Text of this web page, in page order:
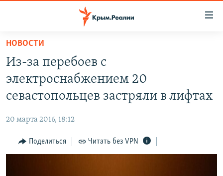
Вернуться
основному
содержанию
главной
навигации
Вернутся
СПЕЦПРОЕКТЫ
11 ЛЕТ ОККУПАЦИИ КРЫМА. 11 ИСТОРИЙ СОПРОТИВЛЕНИЯ
ЕЩЕ
ИНТЕРАКТИВ
РАДІО СВОБОДА
НОВОСТИ
Из-за перебоев с
электроснабжением 20
севастопольцев застряли в лифтах
20 марта 2016, 18:12
Поделиться Читать без VPN